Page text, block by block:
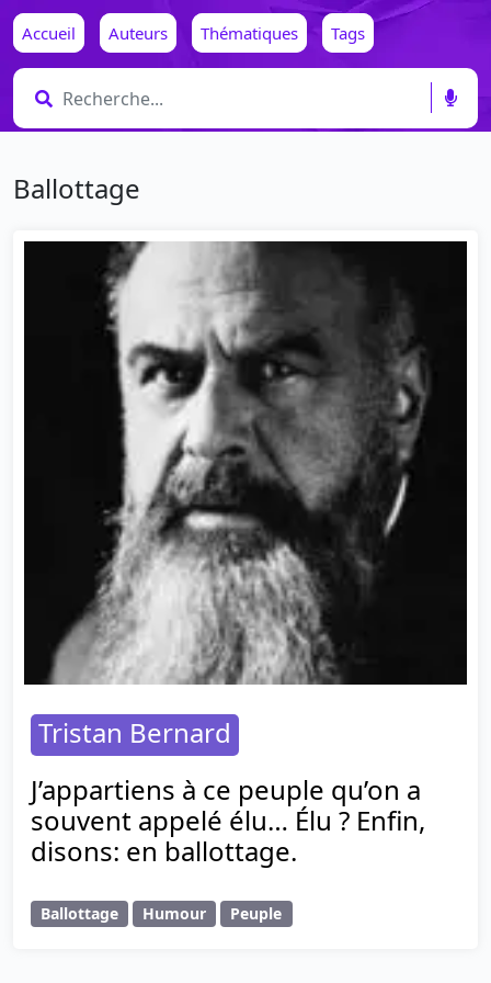
Accueil Auteurs Thématiques Tags
Ballottage
Tristan Bernard
J’appartiens à ce peuple qu’on a
souvent appelé élu… Élu ? Enfin,
disons: en ballottage.
Ballottage Humour Peuple